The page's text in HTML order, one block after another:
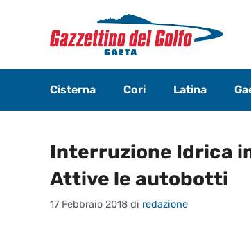
contenuto
Cisterna Cori Latina
Interruzione Idrica
Attive le autobotti
17 Febbraio 2018 di redazione